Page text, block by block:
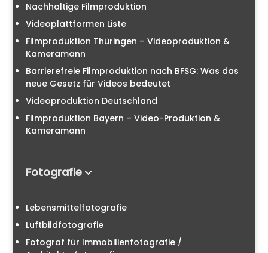
Nachhaltige Filmproduktion
Videoplattformen Liste
Filmproduktion Thüringen – Videoproduktion &
Kameramann
Barrierefreie Filmproduktion nach BFSG: Was das
neue Gesetz für Videos bedeutet
Videoproduktion Deutschland
Filmproduktion Bayern – Video-Produktion &
Kameramann
Fotografie
Lebensmittelfotografie
Luftbildfotografie
Fotograf für Immobilienfotografie /